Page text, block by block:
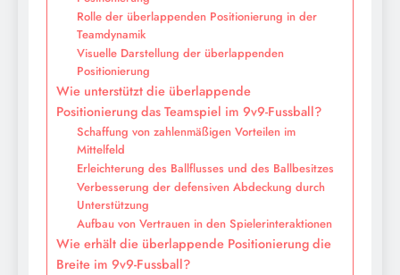
Rolle der überlappenden Positionierung in der
Teamdynamik
Visuelle Darstellung der überlappenden
Positionierung
Wie unterstützt die überlappende
Positionierung das Teamspiel im 9v9-Fussball?
Schaffung von zahlenmäßigen Vorteilen im
Mittelfeld
Erleichterung des Ballflusses und des Ballbesitzes
Verbesserung der defensiven Abdeckung durch
Unterstützung
Aufbau von Vertrauen in den Spielerinteraktionen
Wie erhält die überlappende Positionierung die
Breite im 9v9-Fussball?